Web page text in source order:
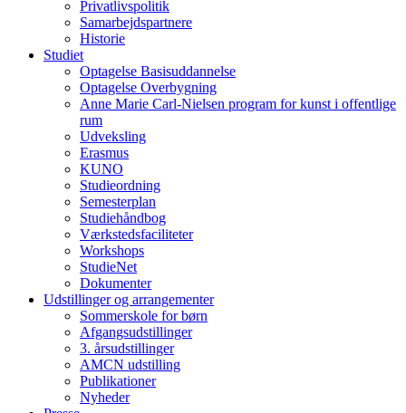
Privatlivspolitik
Samarbejdspartnere
Historie
Studiet
Optagelse Basisuddannelse
Optagelse Overbygning
Anne Marie Carl-Nielsen program for kunst i offentlige
rum
Udveksling
Erasmus
KUNO
Studieordning
Semesterplan
Studiehåndbog
Værkstedsfaciliteter
Workshops
StudieNet
Dokumenter
Udstillinger og arrangementer
Sommerskole for børn
Afgangsudstillinger
3. årsudstillinger
AMCN udstilling
Publikationer
Nyheder